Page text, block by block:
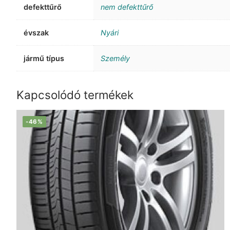
defekttűrő nem defekttűrő
évszak Nyári
jármű típus Személy
Kapcsolódó termékek
-46%